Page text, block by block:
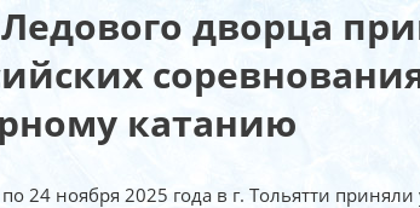
дворца
катанию
24 ноября 2025 года в г. Тольятти приняли